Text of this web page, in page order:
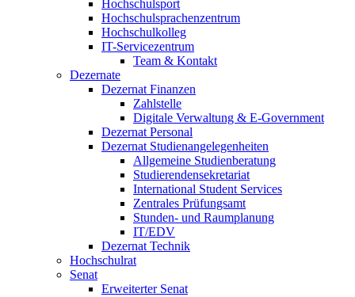
Hochschulsport
Hochschulsprachenzentrum
Hochschulkolleg
IT-Servicezentrum
Team & Kontakt
Dezernate
Dezernat Finanzen
Zahlstelle
Digitale Verwaltung & E-Government
Dezernat Personal
Dezernat Studienangelegenheiten
Allgemeine Studienberatung
Studierendensekretariat
International Student Services
Zentrales Prüfungsamt
Stunden- und Raumplanung
IT/EDV
Dezernat Technik
Hochschulrat
Senat
Erweiterter Senat